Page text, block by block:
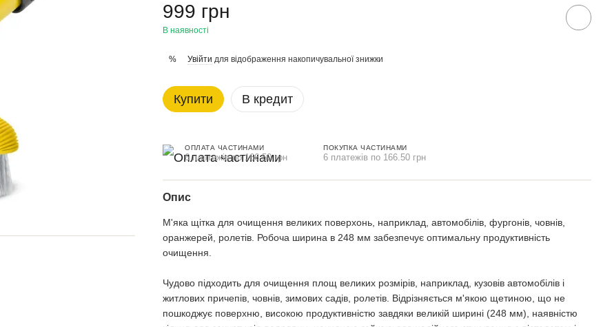
999 грн
В наявності
% Увійти для відображення накопичувальної знижки
Купити В кредит
ОПЛАТА ЧАСТИНАМИ
6 платежів по 166.50 грн
ПОКУПКА ЧАСТИНАМИ
6 платежів по 166.50 грн
Опис
М'яка щітка для очищення великих поверхонь, наприклад, автомобілів, фургонів, човнів,
оранжерей, ролетів. Робоча ширина в 248 мм забезпечує оптимальну продуктивність
очищення.
Чудово підходить для очищення площ великих розмірів, наприклад, кузовів автомобілів і
житлових причепів, човнів, зимових садів, ролетів. Відрізняється м'якою щетиною, що не
пошкоджує поверхню, високою продуктивністю завдяки великій ширині (248 мм), наявністю